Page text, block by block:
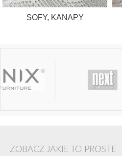
SOFY, KANAPY
ZOBACZ JAKIE TO PROSTE